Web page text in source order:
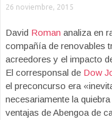
26 noviembre, 2015
David Roman analiza en
compañía de renovables
acreedores y el impacto
El corresponsal de Dow
el preconcurso era
necesariamente la
ventajas de Abengoa de